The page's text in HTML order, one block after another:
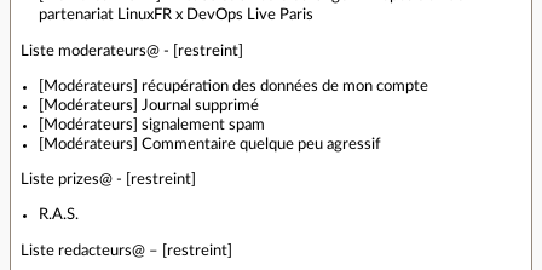
partenariat LinuxFR x DevOps Live Paris
Liste moderateurs@ - [restreint]
[Modérateurs] récupération des données de mon compte
[Modérateurs] Journal supprimé
[Modérateurs] signalement spam
[Modérateurs] Commentaire quelque peu agressif
Liste prizes@ - [restreint]
R.A.S.
Liste redacteurs@ – [restreint]